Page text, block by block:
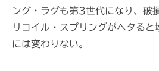
ング・ラグも第3世代になり、破
リコイル・スプリングがヘタると
には変わりない。